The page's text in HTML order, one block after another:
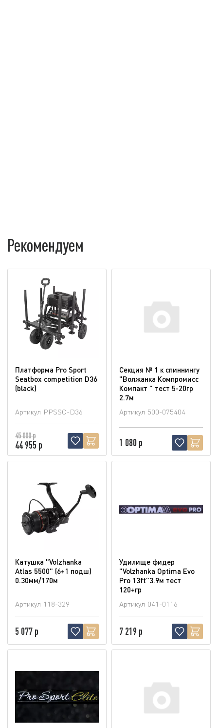
Рекомендуем
Платформа Pro Sport
Seatbox competition D36
(blaсk)
Артикул PPSSC-D36
45 000 р
44 955 р
Секция № 1 к спиннингу
"Волжанка Компромисс
Компакт " тест 5-20гр
2.7м
Артикул 500-075404
1 080 р
Катушка "Volzhanka
Atlas 5500" (6+1 подш)
0.30мм/170м
Артикул 118-329
5 077 р
Удилище фидер
"Volzhanka Optima Evo
Pro 13ft"3.9м тест
120+гр
Артикул 041-0116
7 219 р